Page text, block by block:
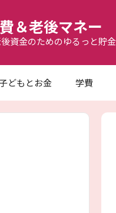
＆老後マネー
資金のためのゆるっと貯
どもとお金 学費